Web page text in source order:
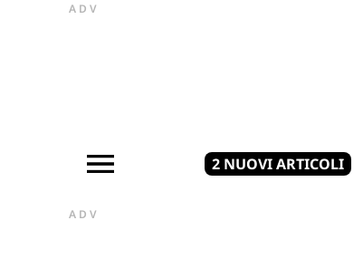
ADV
2 NUOVI ARTICOLI
ADV